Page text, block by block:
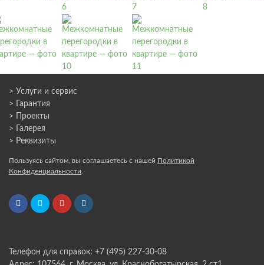
> Услуги и сервис
> Гарантия
> Проекты
> Галерея
> Реквизиты
Пользуясь сайтом, вы соглашаетесь с нашей Политикой
Конфиденциальности
Телефон для справок: +7 (495) 227-30-08